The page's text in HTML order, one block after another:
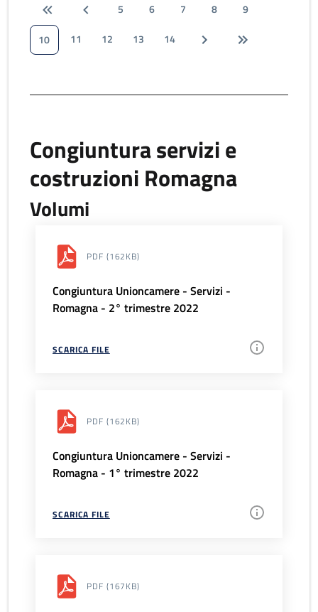
5 6 7 8
9
10
11 12 13 14
Congiuntura servizi e
costruzioni Romagna
Volumi
PDF (162KB)
Congiuntura Unioncamere - Servizi -
Romagna - 2° trimestre 2022
SCARICA FILE
PDF (162KB)
Congiuntura Unioncamere - Servizi -
Romagna - 1° trimestre 2022
SCARICA FILE
PDF (167KB)